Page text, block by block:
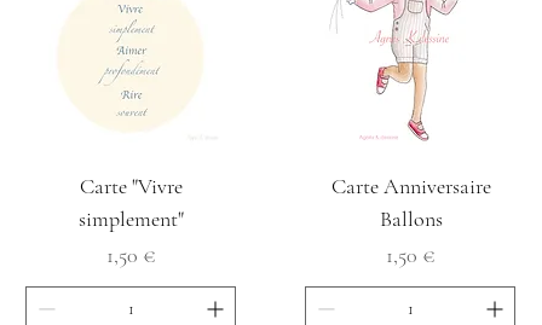
Carte "Vivre
simplement"
Prix
1,50 €
Carte Anniversaire
Ballons
Prix
1,50 €